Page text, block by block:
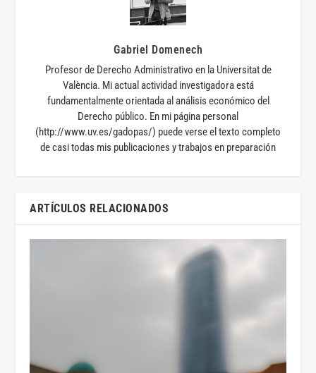
Gabriel Domenech
Profesor de Derecho Administrativo en la Universitat de
València. Mi actual actividad investigadora está
fundamentalmente orientada al análisis económico del
Derecho público. En mi página personal
(http://www.uv.es/gadopas/) puede verse el texto completo
de casi todas mis publicaciones y trabajos en preparación
ARTÍCULOS RELACIONADOS